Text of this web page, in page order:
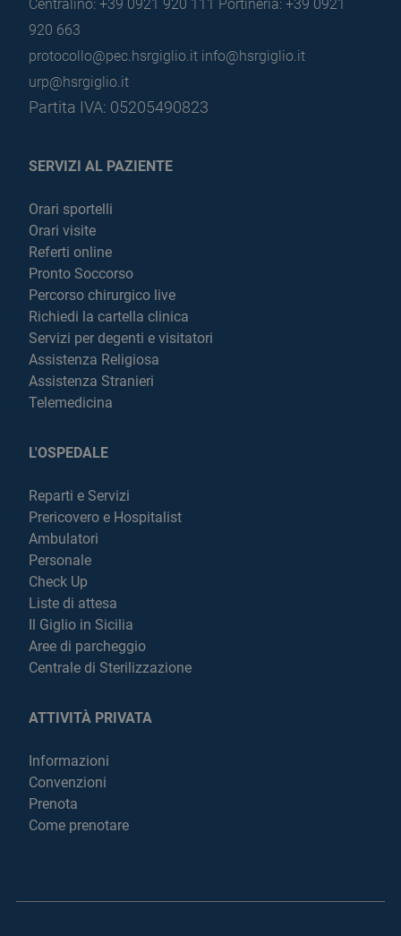
Centralino: +39 0921 920 111 Portineria: +39 0921
920 663
protocollo@pec.hsrgiglio.it info@hsrgiglio.it
urp@hsrgiglio.it
Partita IVA: 05205490823
SERVIZI AL PAZIENTE
Orari sportelli
Orari visite
Referti online
Pronto Soccorso
Percorso chirurgico live
Richiedi la cartella clinica
Servizi per degenti e visitatori
Assistenza Religiosa
Assistenza Stranieri
Telemedicina
L'OSPEDALE
Reparti e Servizi
Prericovero e Hospitalist
Ambulatori
Personale
Check Up
Liste di attesa
Il Giglio in Sicilia
Aree di parcheggio
Centrale di Sterilizzazione
ATTIVITÀ PRIVATA
Informazioni
Convenzioni
Prenota
Come prenotare